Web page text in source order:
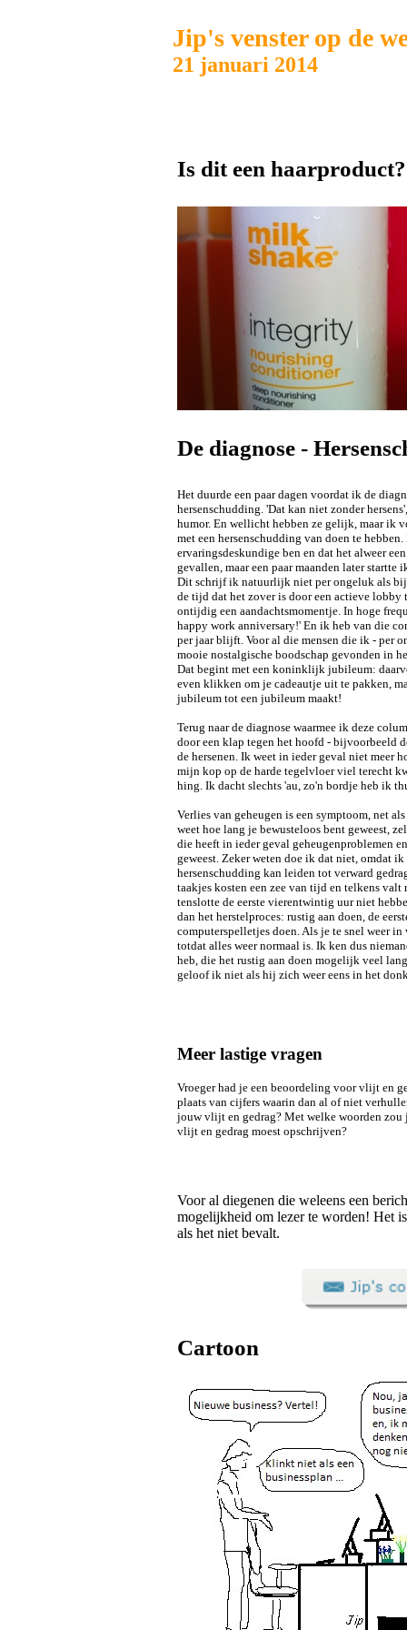
Jip's venster op de
21 januari 2014
Is dit een haarproduct?
De diagnose -
Het duurde een paar dagen voordat ik de
hersenschudding. 'Dat kan niet zonder
humor. En wellicht hebben ze gelijk, maar ik
met een hersenschudding van doen te
ervaringsdeskundige ben en dat het alweer
gevallen, maar een paar maanden later
Dit schrijf ik natuurlijk niet per ongeluk als
de tijd dat het zover is door een actieve
ontijdig een aandachtsmomentje. In hoge
happy work anniversary!' En ik heb van die
per jaar blijft. Voor al die mensen die ik - per
mooie nostalgische boodschap gevonden in
Dat begint met een koninklijk jubileum:
even klikken om je cadeautje uit te pakken,
jubileum tot een jubileum maakt!
Terug naar de diagnose waarmee ik deze
door een klap tegen het hoofd - bijvoorbeeld
de hersenen. Ik weet in ieder geval niet meer
mijn kop op de harde tegelvloer viel terecht
hing. Ik dacht slechts 'au, zo'n bordje heb ik
Verlies van geheugen is een symptoom, net
weet hoe lang je bewusteloos bent geweest,
die heeft in ieder geval geheugenproblemen
geweest. Zeker weten doe ik dat niet, omdat
hersenschudding kan leiden tot verward
taakjes kosten een zee van tijd en telkens
tenslotte de eerste vierentwintig uur niet
dan het herstelproces: rustig aan doen, de
computerspelletjes doen. Als je te snel weer
totdat alles weer normaal is. Ik ken dus
heb, die het rustig aan doen mogelijk veel
geloof ik niet als hij zich weer eens in het
Meer lastige vragen
Vroeger had je een beoordeling voor vlijt en
plaats van cijfers waarin dan al of niet
jouw vlijt en gedrag? Met welke woorden
vlijt en gedrag moest opschrijven?
Voor al diegenen die weleens een
mogelijkheid om lezer te worden! Het
als het niet bevalt.
Cartoon